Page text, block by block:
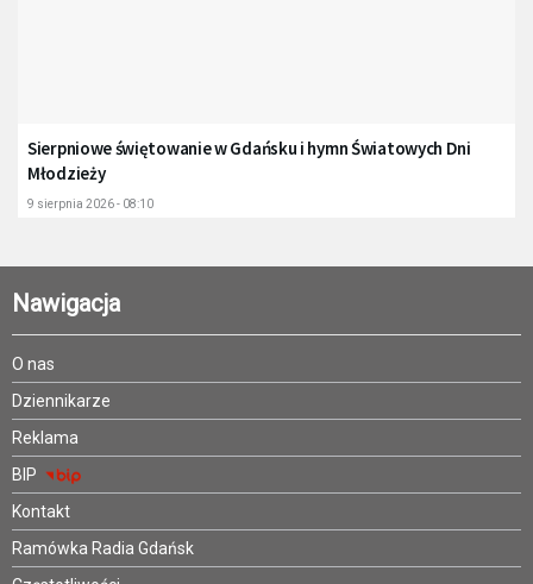
Sierpniowe świętowanie w Gdańsku i hymn Światowych Dni
Młodzieży
9 sierpnia 2026 - 08:10
Nawigacja
O nas
Dziennikarze
Reklama
BIP
Kontakt
Ramówka Radia Gdańsk